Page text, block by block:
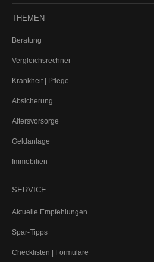
THEMEN
Beratung
Vergleichsrechner
Krankheit | Pflege
Absicherung
Altersvorsorge
Geldanlage
Immobilien
SERVICE
Aktuelle Empfehlungen
Spar-Tipps
Checklisten | Formulare